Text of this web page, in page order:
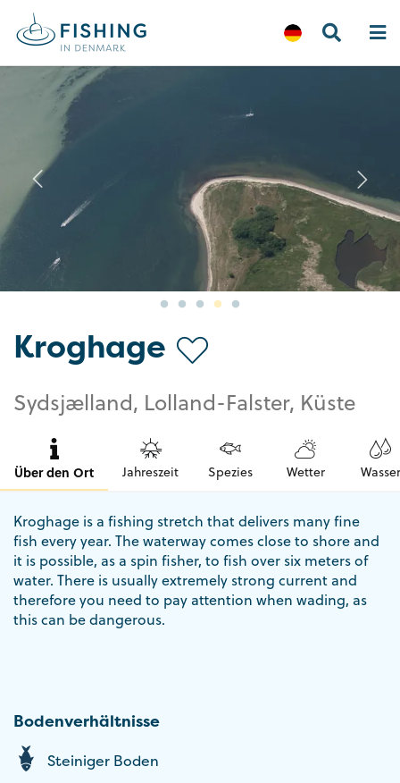
Previous
Kroghage
Sydsjælland, Lolland-Falster, Küste
Über den Ort Jahreszeit Spezies Wetter Wasser
Kroghage is a fishing stretch that delivers many fine
fish every year. The waterway comes close to shore and
it is possible, as a spin fisher, to fish over six meters of
water. There is usually extremely strong current and
therefore you need to pay attention when wading, as
this can be dangerous.
Bodenverhältnisse
Steiniger Boden